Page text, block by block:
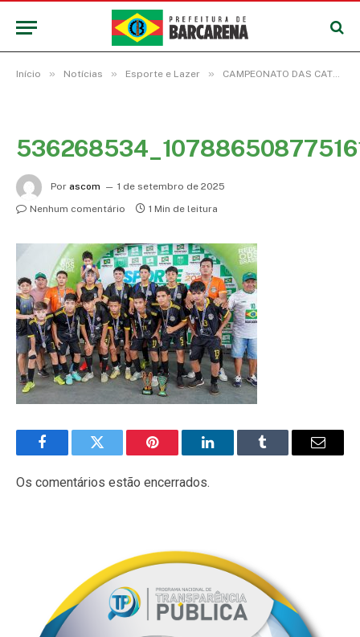
Início » Notícias » Esporte e Lazer » CAMPEONATO DAS CATEGORIAS DE BASE DE FUTSAL PREMIA VENCEDORES
Por ascom
1 de setembro de 2025
Nenhum comentário
1 Min de leitura
FacebookTwitter Pinterest LinkedInTumblr
E-
Os comentários estão encerrados.